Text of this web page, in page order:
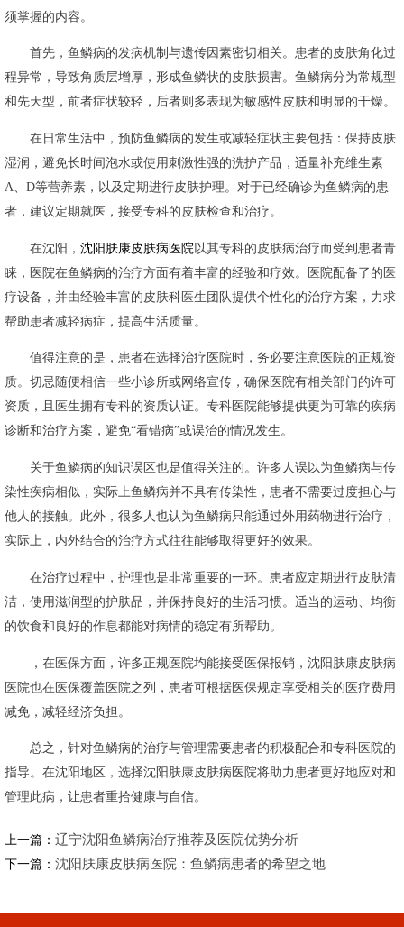
须掌握的内容。
首先，鱼鳞病的发病机制与遗传因素密切相关。患者的皮肤角化过
程异常，导致角质层增厚，形成鱼鳞状的皮肤损害。鱼鳞病分为常规型
和先天型，前者症状较轻，后者则多表现为敏感性皮肤和明显的干燥。
在日常生活中，预防鱼鳞病的发生或减轻症状主要包括：保持皮肤
湿润，避免长时间泡水或使用刺激性强的洗护产品，适量补充维生素
A、D等营养素，以及定期进行皮肤护理。对于已经确诊为鱼鳞病的患
者，建议定期就医，接受专科的皮肤检查和治疗。
在沈阳， 沈阳肤康皮肤病医院 以其专科的皮肤病治疗而受到患者青
睐，医院在鱼鳞病的治疗方面有着丰富的经验和疗效。医院配备了的医
疗设备，并由经验丰富的皮肤科医生团队提供个性化的治疗方案，力求
帮助患者减轻病症，提高生活质量。
值得注意的是，患者在选择治疗医院时，务必要注意医院的正规资
质。切忌随便相信一些小诊所或网络宣传，确保医院有相关部门的许可
资质，且医生拥有专科的资质认证。专科医院能够提供更为可靠的疾病
诊断和治疗方案，避免“看错病”或误治的情况发生。
关于鱼鳞病的知识误区也是值得关注的。许多人误以为鱼鳞病与传
染性疾病相似，实际上鱼鳞病并不具有传染性，患者不需要过度担心与
他人的接触。此外，很多人也认为鱼鳞病只能通过外用药物进行治疗，
实际上，内外结合的治疗方式往往能够取得更好的效果。
在治疗过程中，护理也是非常重要的一环。患者应定期进行皮肤清
洁，使用滋润型的护肤品，并保持良好的生活习惯。适当的运动、均衡
的饮食和良好的作息都能对病情的稳定有所帮助。
，在医保方面，许多正规医院均能接受医保报销，沈阳肤康皮肤病
医院也在医保覆盖医院之列，患者可根据医保规定享受相关的医疗费用
减免，减轻经济负担。
总之，针对鱼鳞病的治疗与管理需要患者的积极配合和专科医院的
指导。在沈阳地区，选择沈阳肤康皮肤病医院将助力患者更好地应对和
管理此病，让患者重拾健康与自信。
上一篇：辽宁沈阳鱼鳞病治疗推荐及医院优势分析
下一篇：沈阳肤康皮肤病医院：鱼鳞病患者的希望之地